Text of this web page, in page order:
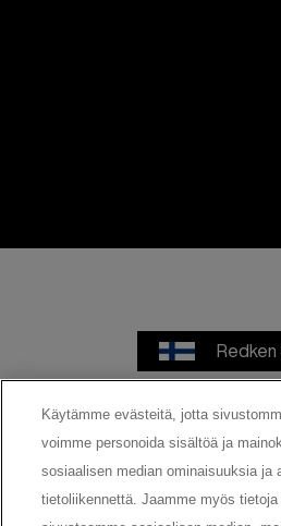
Redken
Käyttöehdot
Cookie Settings
Käytämme evästeitä, jotta
voimme personoida sisältöä ja
sosiaalisen median ominaisuuksia ja
tietoliikennettä. Jaamme myös